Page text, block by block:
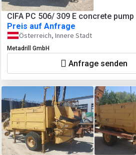
CIFA PC 506/ 309 E concrete pump
Preis auf Anfrage
Österreich, Innere Stadt
Metadrill GmbH
Anfrage senden